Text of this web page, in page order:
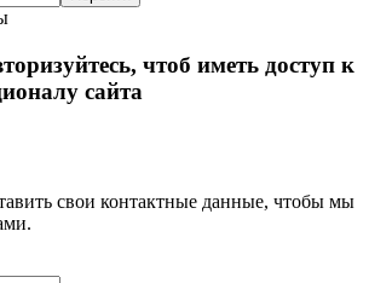
чтоб иметь доступ к
сайта
свои контактные данные, чтобы мы